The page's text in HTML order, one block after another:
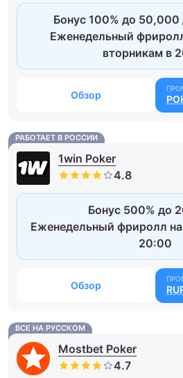
Бонус 100% до 50,000
Еженедельный
вторникам в
Обзор
РАБОТАЕТ В РОССИИ
1win Poker
Бонус 500% до
Еженедельный фриролл
20:00
Обзор
ВСЕ НА РУССКОМ
Mostbet Poker